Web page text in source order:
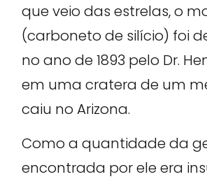
que veio das estrelas, o
(carboneto de silício) foi
no ano de 1893 pelo Dr.
em uma cratera de um
caiu no Arizona.
Como a quantidade da
encontrada por ele era